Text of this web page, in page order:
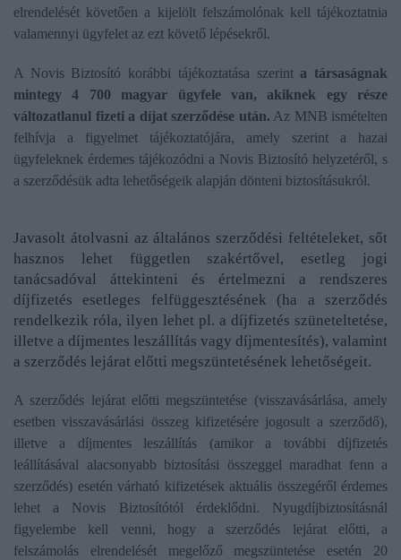
elrendelését követően a kijelölt felszámolónak kell tájékoztatnia
valamennyi ügyfelet az ezt követő lépésekről.
A Novis Biztosító korábbi tájékoztatása szerint a társaságnak
mintegy 4 700 magyar ügyfele van, akiknek egy része
változatlanul fizeti a díjat szerződése után. Az MNB ismételten
felhívja a figyelmet tájékoztatójára, amely szerint a hazai
ügyfeleknek érdemes tájékozódni a Novis Biztosító helyzetéről, s
a szerződésük adta lehetőségeik alapján dönteni biztosításukról.
Javasolt átolvasni az általános szerződési feltételeket, sőt
hasznos lehet független szakértővel, esetleg jogi
tanácsadóval áttekinteni és értelmezni a rendszeres
díjfizetés esetleges felfüggesztésének (ha a szerződés
rendelkezik róla, ilyen lehet pl. a díjfizetés szüneteltetése,
illetve a díjmentes leszállítás vagy díjmentesítés), valamint
a szerződés lejárat előtti megszüntetésének lehetőségeit.
A szerződés lejárat előtti megszüntetése (visszavásárlása, amely
esetben visszavásárlási összeg kifizetésére jogosult a szerződő),
illetve a díjmentes leszállítás (amikor a további díjfizetés
leállításával alacsonyabb biztosítási összeggel maradhat fenn a
szerződés) esetén várható kifizetések aktuális összegéről érdemes
lehet a Novis Biztosítótól érdeklődni. Nyugdíjbiztosításnál
figyelembe kell venni, hogy a szerződés lejárat előtti, a
felszámolás elrendelését megelőző megszüntetése esetén 20